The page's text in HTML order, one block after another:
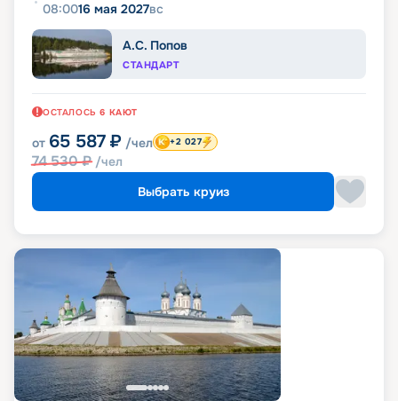
08:0016 мая 2027вс
А.С. Попов
СТАНДАРТ
ОСТАЛОСЬ 6 КАЮТ
от 65 587 ₽ /чел
74 530₽ /чел
+2 027
Выбрать круиз